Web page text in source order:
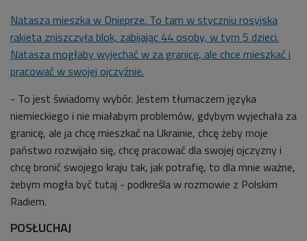
Natasza mieszka w Dnieprze. To tam w styczniu rosyjska
rakieta zniszczyła blok, zabijając 44 osoby, w tym 5 dzieci.
Natasza mogłaby wyjechać w za granicę, ale chce mieszkać i
pracować w swojej ojczyźnie.
- To jest świadomy wybór. Jestem tłumaczem języka
niemieckiego i nie miałabym problemów, gdybym wyjechała za
granicę, ale ja chcę mieszkać na Ukrainie, chcę żeby moje
państwo rozwijało się, chcę pracować dla swojej ojczyzny i
chcę bronić swojego kraju tak, jak potrafię, to dla mnie ważne,
żebym mogła być tutaj - podkreśla w rozmowie z Polskim
Radiem.
POSŁUCHAJ